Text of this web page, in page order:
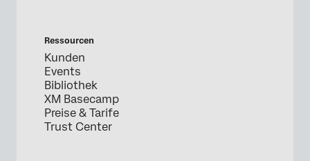
Ressourcen
Kunden
Events
Bibliothek
XM Basecamp
Preise & Tarife
Trust Center